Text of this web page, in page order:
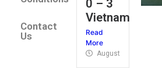
Contact
Us
0 – 3
Vietnam
Read
More
August 4, 2026